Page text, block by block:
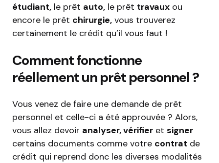
étudiant, le prêt auto, le prêt travaux ou
encore le prêt chirurgie, vous trouverez
certainement le crédit qu’il vous faut !
Comment fonctionne
réellement un prêt personnel ?
Vous venez de faire une demande de prêt
personnel et celle-ci a été approuvée ? Alors,
vous allez devoir analyser, vérifier et signer
certains documents comme votre contrat de
crédit qui reprend donc les diverses modalités